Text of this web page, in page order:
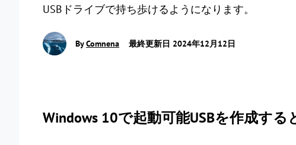
USBドライブで持ち歩けるようになります。
ByComnena 最終更新日 2024年12月12日
Windows 10で起動可能USBを作成する